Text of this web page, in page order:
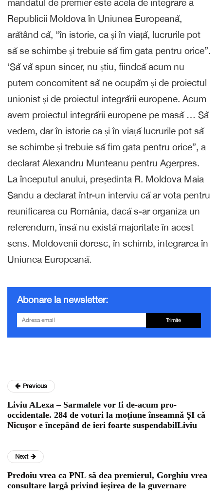
mandatul de premier este acela de integrare a
Republicii Moldova în Uniunea Europeană,
arătând că, “în istorie, ca și în viață, lucrurile pot
să se schimbe și trebuie să fim gata pentru orice”.
‘Să vă spun sincer, nu știu, fiindcă acum nu
putem concomitent să ne ocupăm și de proiectul
unionist și de proiectul integrării europene. Acum
avem proiectul integrării europene pe masă … Să
vedem, dar în istorie ca și în viață lucrurile pot să
se schimbe și trebuie să fim gata pentru orice”, a
declarat Alexandru Munteanu pentru Agerpres.
La începutul anului, președinta R. Moldova Maia
Sandu a declarat într-un interviu că ar vota pentru
reunificarea cu România, dacă s-ar organiza un
referendum, însă nu există majoritate în acest
sens. Moldovenii doresc, în schimb, integrarea în
Uniunea Europeană.
Abonare la newsletter:
Trimite
Previous
Liviu ALexa – Sarmalele vor fi de-acum pro-
occidentale. 284 de voturi la moțiune înseamnǎ ŞI cǎ
Nicuşor e începând de ieri foarte suspendabilLiviu
Next
Predoiu vrea ca PNL să dea premierul, Gorghiu vrea
consultare largă privind ieșirea de la guvernare